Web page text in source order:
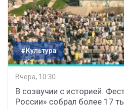
#Культура
Вчера, 10:30
В созвучии с историей.
России» собрал более 17